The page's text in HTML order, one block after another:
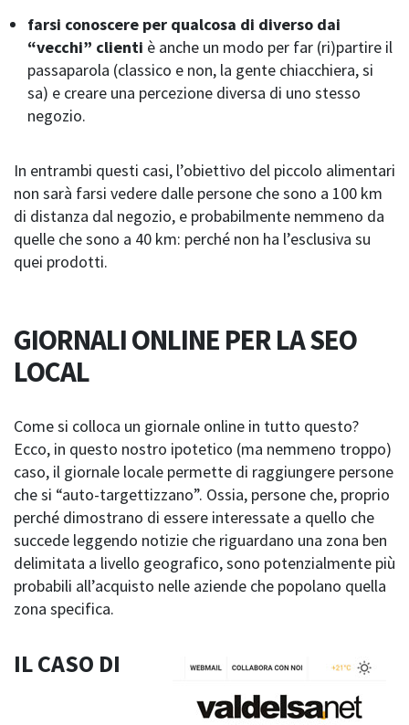
farsi conoscere per qualcosa di diverso dai
“vecchi” clienti è anche un modo per far (ri)partire il
passaparola (classico e non, la gente chiacchiera, si
sa) e creare una percezione diversa di uno stesso
negozio.
In entrambi questi casi, l’obiettivo del piccolo alimentari
non sarà farsi vedere dalle persone che sono a 100 km
di distanza dal negozio, e probabilmente nemmeno da
quelle che sono a 40 km: perché non ha l’esclusiva su
quei prodotti.
GIORNALI ONLINE PER LA SEO
LOCAL
Come si colloca un giornale online in tutto questo?
Ecco, in questo nostro ipotetico (ma nemmeno troppo)
caso, il giornale locale permette di raggiungere persone
che si “auto-targettizzano”. Ossia, persone che, proprio
perché dimostrano di essere interessate a quello che
succede leggendo notizie che riguardano una zona ben
delimitata a livello geografico, sono potenzialmente più
probabili all’acquisto nelle aziende che popolano quella
zona specifica.
IL CASO DI